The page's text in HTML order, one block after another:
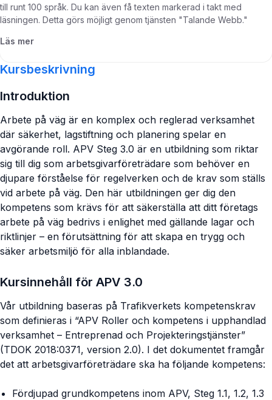
till runt 100 språk. Du kan även få texten markerad i takt med
läsningen. Detta görs möjligt genom tjänsten "Talande Webb."
Läs mer
Kursbeskrivning
Introduktion
Arbete på väg är en komplex och reglerad verksamhet
där säkerhet, lagstiftning och planering spelar en
avgörande roll. APV Steg 3.0 är en utbildning som riktar
sig till dig som arbetsgivarföreträdare som behöver en
djupare förståelse för regelverken och de krav som ställs
vid arbete på väg. Den här utbildningen ger dig den
kompetens som krävs för att säkerställa att ditt företags
arbete på väg bedrivs i enlighet med gällande lagar och
riktlinjer – en förutsättning för att skapa en trygg och
säker arbetsmiljö för alla inblandade.
Kursinnehåll för APV 3.0
Vår utbildning baseras på Trafikverkets kompetenskrav
som definieras i “APV Roller och kompetens i upphandlad
verksamhet – Entreprenad och Projekteringstjänster”
(TDOK 2018:0371, version 2.0). I det dokumentet framgår
det att arbetsgivarföreträdare ska ha följande kompetens:
Fördjupad grundkompetens inom APV, Steg 1.1, 1.2, 1.3